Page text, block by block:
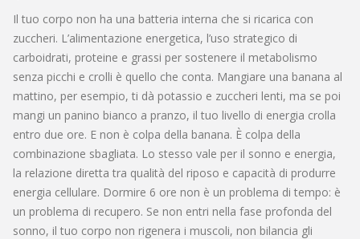
Il tuo corpo non ha una batteria interna che si ricarica con
zuccheri. L’alimentazione energetica, l’uso strategico di
carboidrati, proteine e grassi per sostenere il metabolismo
senza picchi e crolli è quello che conta. Mangiare una banana al
mattino, per esempio, ti dà potassio e zuccheri lenti, ma se poi
mangi un panino bianco a pranzo, il tuo livello di energia crolla
entro due ore. E non è colpa della banana. È colpa della
combinazione sbagliata. Lo stesso vale per il sonno e energia,
la relazione diretta tra qualità del riposo e capacità di produrre
energia cellulare. Dormire 6 ore non è un problema di tempo: è
un problema di recupero. Se non entri nella fase profonda del
sonno, il tuo corpo non rigenera i muscoli, non bilancia gli